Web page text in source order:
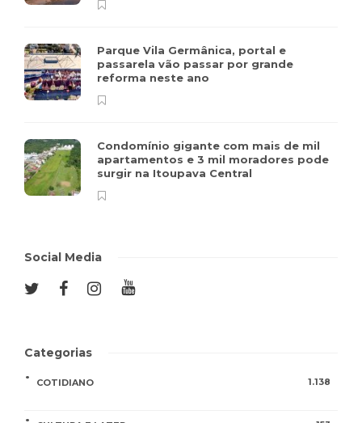
Parque Vila Germânica, portal e
passarela vão passar por grande
reforma neste ano
Condomínio gigante com mais de mil
apartamentos e 3 mil moradores pode
surgir na Itoupava Central
Social Media
Categorias
COTIDIANO 1.138